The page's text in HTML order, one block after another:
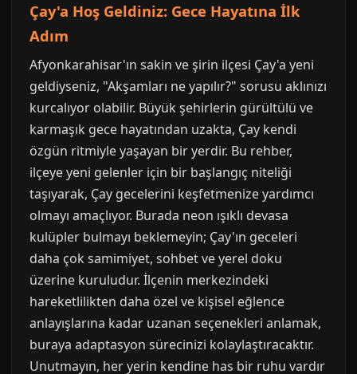
Çay'a Hoş Geldiniz: Gece Hayatına İlk
Adım
Afyonkarahisar'ın sakin ve şirin ilçesi Çay'a yeni
geldiyseniz, "Akşamları ne yapılır?" sorusu aklınızı
kurcalıyor olabilir. Büyük şehirlerin gürültülü ve
karmaşık gece hayatından uzakta, Çay kendi
özgün ritmiyle yaşayan bir yerdir. Bu rehber,
ilçeye yeni gelenler için bir başlangıç niteliği
taşıyarak, Çay gecelerini keşfetmenize yardımcı
olmayı amaçlıyor. Burada neon ışıklı devasa
kulüpler bulmayı beklemeyin; Çay'ın geceleri
daha çok samimiyet, sohbet ve yerel doku
üzerine kuruludur. İlçenin merkezindeki
hareketlilikten daha özel ve kişisel eğlence
anlayışlarına kadar uzanan seçenekleri anlamak,
buraya adaptasyon sürecinizi kolaylaştıracaktır.
Unutmayın, her yerin kendine has bir ruhu vardır